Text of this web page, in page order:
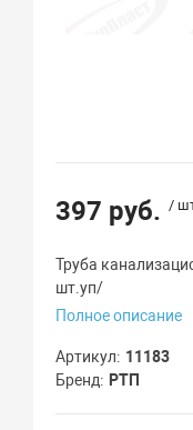
397 руб. /
Труба
шт.уп/
Полное описание
Артикул
11183
Бренд
РТП